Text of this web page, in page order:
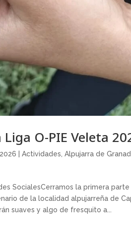
Liga O-PIE Veleta
|Actividades ,Alpujarra de
SocialesCerramos la primera
de la localidad alpujarreña de
suaves y algo de fresquito a...